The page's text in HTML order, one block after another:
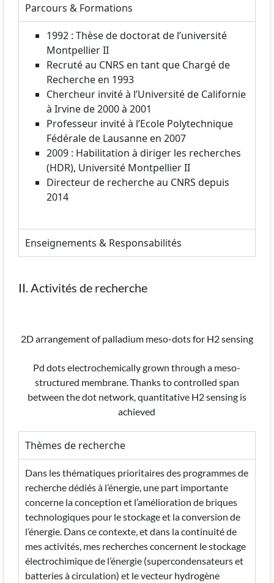
Parcours & Formations
1992 : Thèse de doctorat de l’université
Montpellier II
Recruté au CNRS en tant que Chargé de
Recherche en 1993
Chercheur invité à l’Université de Californie
à Irvine de 2000 à 2001
Professeur invité à l’Ecole Polytechnique
Fédérale de Lausanne en 2007
2009 : Habilitation à diriger les recherches
(HDR), Université Montpellier II
Directeur de recherche au CNRS depuis
2014
Enseignements & Responsabilités
II. Activités de recherche
2D arrangement of palladium meso-dots for H2 sensing
Pd dots electrochemically grown through a meso-
structured membrane. Thanks to controlled span
between the dot network, quantitative H2 sensing is
achieved
Thèmes de recherche
Dans les thématiques prioritaires des programmes de
recherche dédiés à l’énergie, une part importante
concerne la conception et l’amélioration de briques
technologiques pour le stockage et la conversion de
l’énergie. Dans ce contexte, et dans la continuité de
mes activités, mes recherches concernent le stockage
électrochimique de l’énergie (supercondensateurs et
batteries à circulation) et le vecteur hydrogène